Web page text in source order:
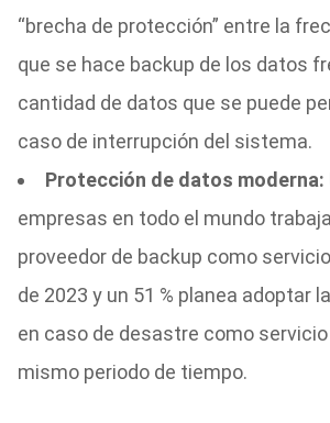
“brecha de protección” entre la
que se hace backup de los datos
cantidad de datos que se puede
caso de interrupción del sistema.
Protección de datos moderna:
empresas en todo el mundo
proveedor de backup como
de 2023 y un 51 % planea adoptar
en caso de desastre como servicio
mismo periodo de tiempo.